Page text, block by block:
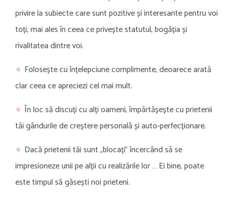
privire la subiecte care sunt pozitive și interesante pentru voi
toți, mai ales în ceea ce privește statutul, bogăția și
rivalitatea dintre voi.
Folosește cu înțelepciune complimente, deoarece arată
clar ceea ce apreciezi cel mai mult.
În loc să discuți cu alți oameni, împărtășește cu prietenii
tăi gândurile de creștere personală și auto-perfecționare.
Dacă prietenii tăi sunt „blocați” încercând să se
impresioneze unii pe alții cu realizările lor … Ei bine, poate
este timpul să găsești noi prieteni.